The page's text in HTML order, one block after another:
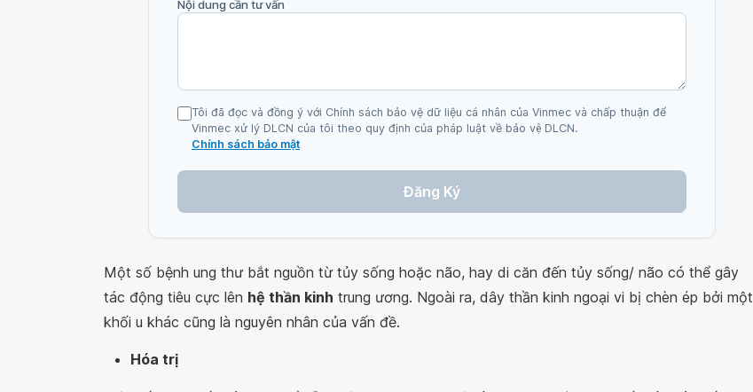
Nội dung cần tư vấn
Tôi đã đọc và đồng ý với Chính sách bảo vệ dữ liệu cá nhân của Vinmec và chấp thuận để
Vinmec xử lý DLCN của tôi theo quy định của pháp luật về bảo vệ DLCN.
Chính sách bảo mật
Đăng Ký
Một số bệnh ung thư bắt nguồn từ tủy sống hoặc não, hay di căn đến tủy sống/ não có thể gây
tác động tiêu cực lên hệ thần kinh trung ương. Ngoài ra, dây thần kinh ngoại vi bị chèn ép bởi một
khối u khác cũng là nguyên nhân của vấn đề.
Hóa trị